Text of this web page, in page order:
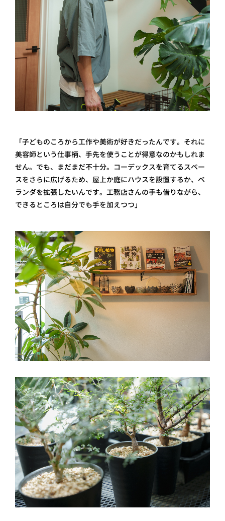
「子どものころから工作や美術が好きだったんです。それに
美容師という仕事柄、手先を使うことが得意なのかもしれま
せん。でも、まだまだ不十分。コーデックスを育てるスペー
スをさらに広げるため、屋上か庭にハウスを設置するか、ベ
ランダを拡張したいんです。工務店さんの手も借りながら、
できるところは自分でも手を加えつつ」